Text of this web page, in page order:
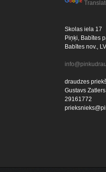
Skolas iela 17
Piņķi, Babītes
Babītes nov.,
draudzes
Gustavs Zatlers
29161772